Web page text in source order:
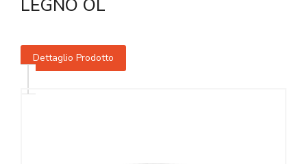
LEGNO ÖL
Dettaglio Prodotto